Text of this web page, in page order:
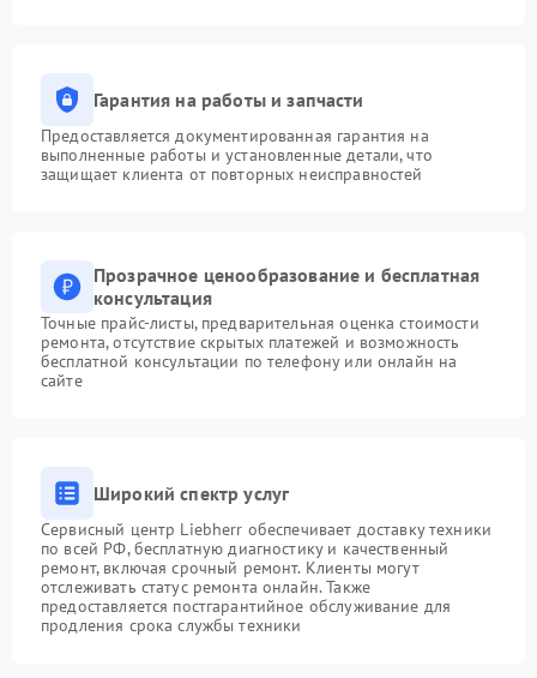
Гарантия на работы и запчасти
Предоставляется документированная гарантия на
выполненные работы и установленные детали, что
защищает клиента от повторных неисправностей
Прозрачное ценообразование и бесплатная
консультация
Точные прайс-листы, предварительная оценка стоимости
ремонта, отсутствие скрытых платежей и возможность
бесплатной консультации по телефону или онлайн на
сайте
Широкий спектр услуг
Сервисный центр Liebherr обеспечивает доставку техники
по всей РФ, бесплатную диагностику и качественный
ремонт, включая срочный ремонт. Клиенты могут
отслеживать статус ремонта онлайн. Также
предоставляется постгарантийное обслуживание для
продления срока службы техники